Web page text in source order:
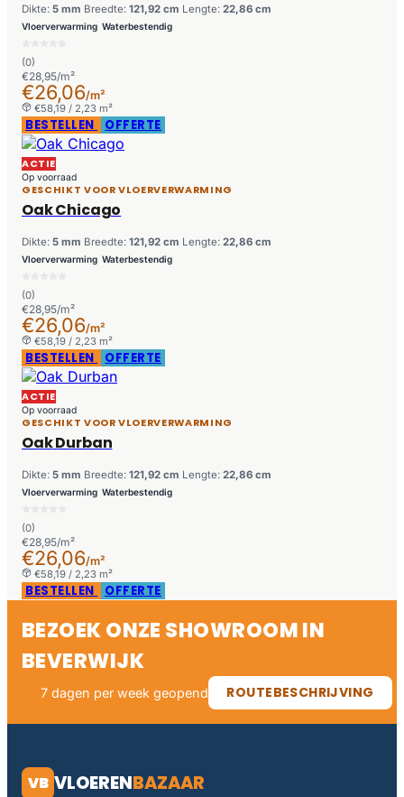
Dikte: 5 mm Breedte: 121,92 cm Lengte: 22,86 cm
Vloerverwarming Waterbestendig
(0)
€28,95/m²
€26,06/m²
€58,19 / 2,23 m²
BESTELLEN OFFERTE
ACTIE
Op voorraad
GESCHIKT VOOR VLOERVERWARMING
Oak Chicago
Dikte: 5 mm Breedte: 121,92 cm Lengte: 22,86 cm
Vloerverwarming Waterbestendig
(0)
€28,95/m²
€26,06/m²
€58,19 / 2,23 m²
BESTELLEN OFFERTE
ACTIE
Op voorraad
GESCHIKT VOOR VLOERVERWARMING
Oak Durban
Dikte: 5 mm Breedte: 121,92 cm Lengte: 22,86 cm
Vloerverwarming Waterbestendig
(0)
€28,95/m²
€26,06/m²
€58,19 / 2,23 m²
BESTELLEN OFFERTE
BEZOEK ONZE SHOWROOM IN
BEVERWIJK
7 dagen per week geopend ROUTEBESCHRIJVING
VB VLOERENBAZAAR